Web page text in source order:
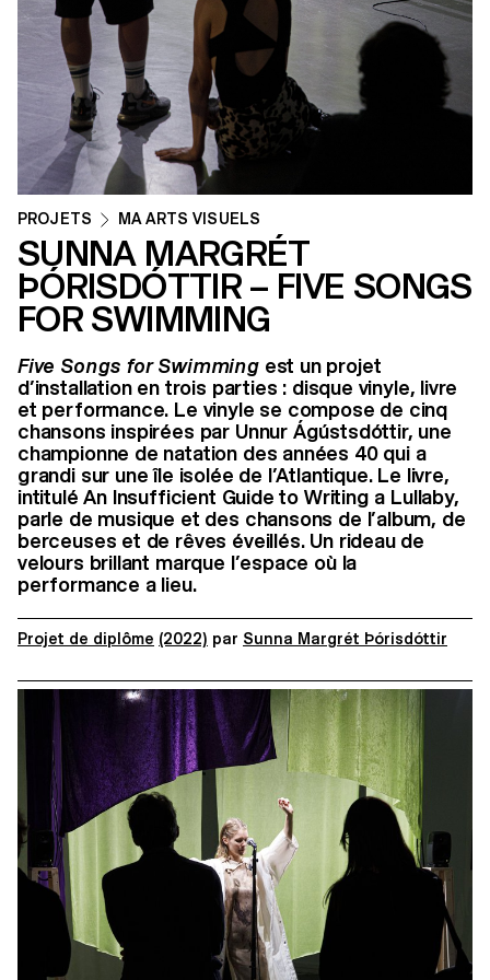
PROJETS MA ARTS VISUELS
SUNNA MARGRÉT
ÞÓRISDÓTTIR – FIVE SONGS
FOR SWIMMING
Five Songs for Swimmingest un projet
d’installation en trois parties : disque vinyle, livre
et performance. Le vinyle se compose de cinq
chansons inspirées par Unnur Ágústsdóttir, une
championne de natation des années 40 qui a
grandi sur une île isolée de l’Atlantique. Le livre,
intitulé An Insufficient Guide to Writing a Lullaby,
parle de musique et des chansons de l’album, de
berceuses et de rêves éveillés. Un rideau de
velours brillant marque l’espace où la
performance a lieu.
Projet de diplôme (2022) par Sunna Margrét Þórisdóttir